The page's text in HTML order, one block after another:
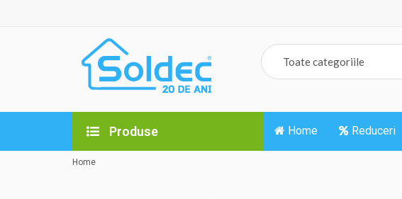
Produse Home Reduceri
Home